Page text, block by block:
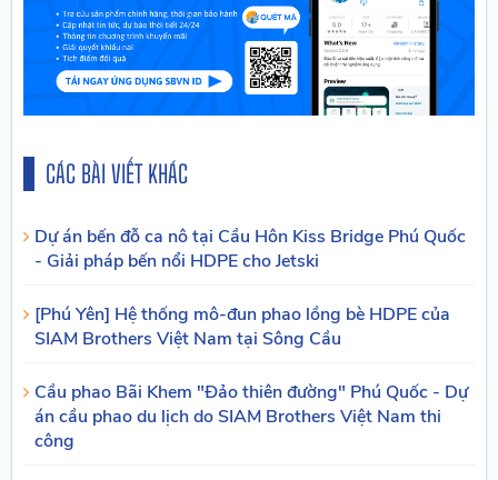
CÁC BÀI VIẾT KHÁC
Dự án bến đỗ ca nô tại Cầu Hôn Kiss Bridge Phú Quốc
- Giải pháp bến nổi HDPE cho Jetski
[Phú Yên] Hệ thống mô-đun phao lồng bè HDPE của
SIAM Brothers Việt Nam tại Sông Cầu
Cầu phao Bãi Khem "Đảo thiên đường" Phú Quốc - Dự
án cầu phao du lịch do SIAM Brothers Việt Nam thi
công